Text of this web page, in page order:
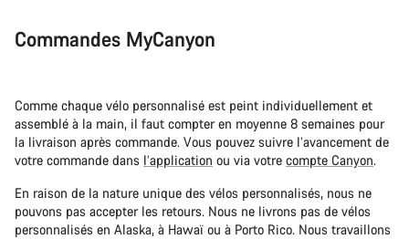
Commandes MyCanyon
Comme chaque vélo personnalisé est peint individuellement et
assemblé à la main, il faut compter en moyenne 8 semaines pour
la livraison après commande. Vous pouvez suivre l’avancement de
votre commande dans l’application ou via votre compte Canyon.
En raison de la nature unique des vélos personnalisés, nous ne
pouvons pas accepter les retours. Nous ne livrons pas de vélos
personnalisés en Alaska, à Hawaï ou à Porto Rico. Nous travaillons